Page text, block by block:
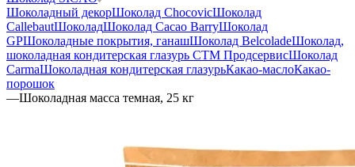
Шоколадный декорШоколад ChocovicШоколад
CallebautШоколадШоколад Cacao BarryШоколад
GPШоколадные покрытия, ганашШоколад BelcoladeШоколад,
шоколадная кондитерская глазурь СТМ ПродсервисШоколад
CarmaШоколадная кондитерская глазурьКакао-маслоКакао-
порошок
—Шоколадная масса темная, 25 кг